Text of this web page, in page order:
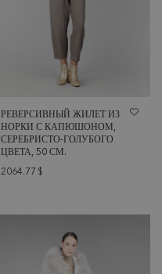
РЕВЕРСИВНЫЙ ЖИЛЕТ ИЗ
НОРКИ С КАПЮШОНОМ,
СЕРЕБРИСТО-ГОЛУБОГО
ЦВЕТА, 50 СМ.
2064.77 $